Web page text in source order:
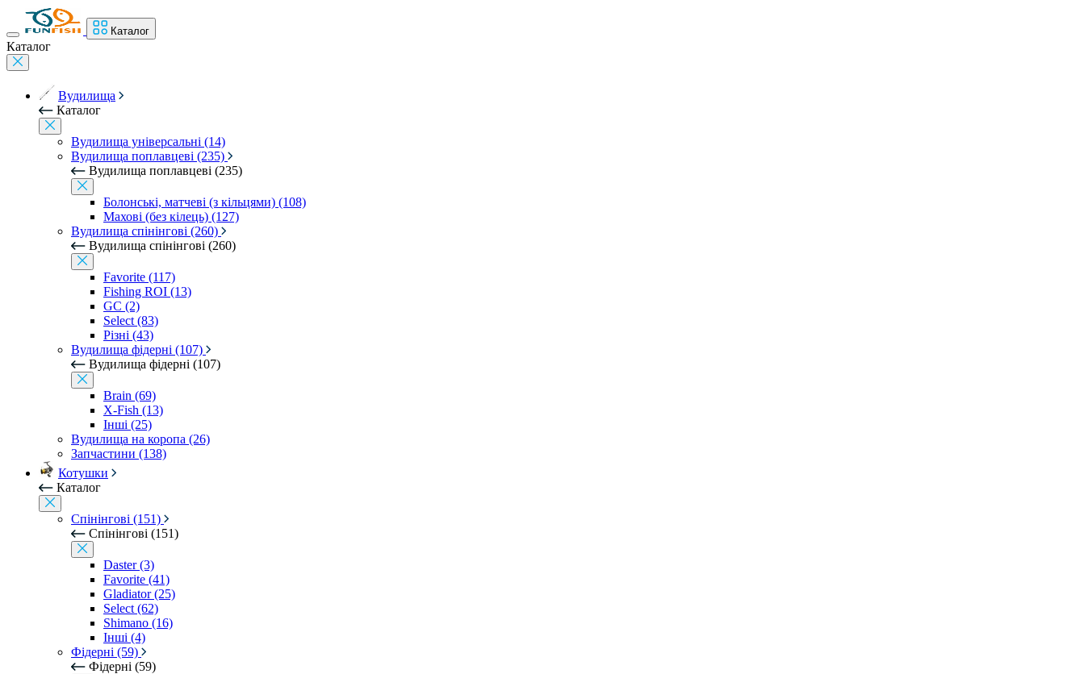
Каталог
Каталог
Вудилища
Каталог
Вудилища універсальні (14)
Вудилища поплавцеві (235)
Вудилища поплавцеві (235)
Болонські, матчеві (з кільцями) (108)
Махові (без кілець) (127)
Вудилища спінінгові (260)
Вудилища спінінгові (260)
Favorite (117)
Fishing ROI (13)
GC (2)
Select (83)
Різні (43)
Вудилища фідерні (107)
Вудилища фідерні (107)
Brain (69)
X-Fish (13)
Інші (25)
Вудилища на коропа (26)
Запчастини (138)
Котушки
Каталог
Спінінгові (151)
Спінінгові (151)
Daster (3)
Favorite (41)
Gladiator (25)
Select (62)
Shimano (16)
Інші (4)
Фідерні (59)
Фідерні (59)